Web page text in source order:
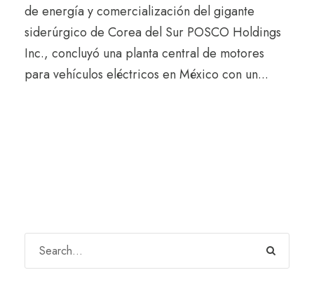
de energía y comercialización del gigante
siderúrgico de Corea del Sur POSCO Holdings
Inc., concluyó una planta central de motores
para vehículos eléctricos en México con un...